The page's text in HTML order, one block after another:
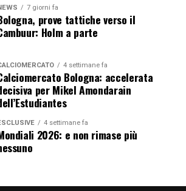
le notizie su Telegram!
7 giorni fa
prove tattiche verso il
Holm a parte
4 settimane fa
Bologna: accelerata
per Mikel Amondarain
4 settimane fa
2026: e non rimase più